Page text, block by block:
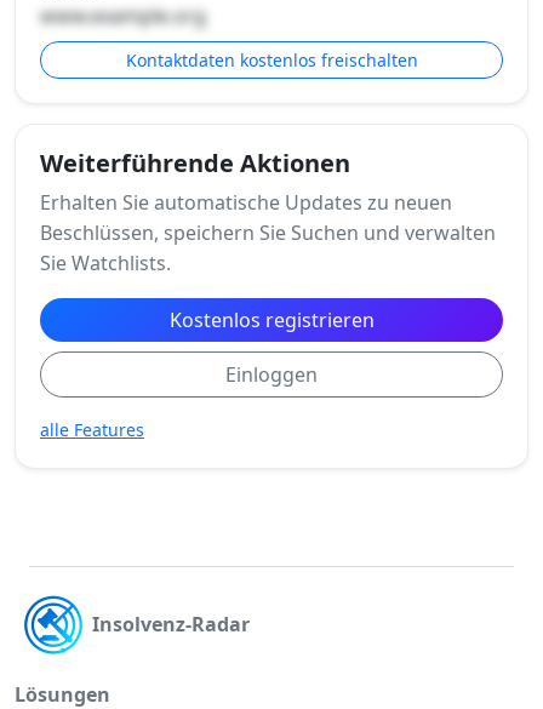
www.example.org
Kontaktdaten kostenlos freischalten
Weiterführende Aktionen
Erhalten Sie automatische Updates zu neuen
Beschlüssen, speichern Sie Suchen und verwalten
Sie Watchlists.
Kostenlos registrieren
Einloggen
alle Features
Insolvenz-Radar
Lösungen